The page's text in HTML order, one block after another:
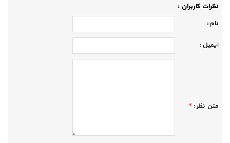
نظرات كاربران :
نام :
ايميل :
متن نظر :*